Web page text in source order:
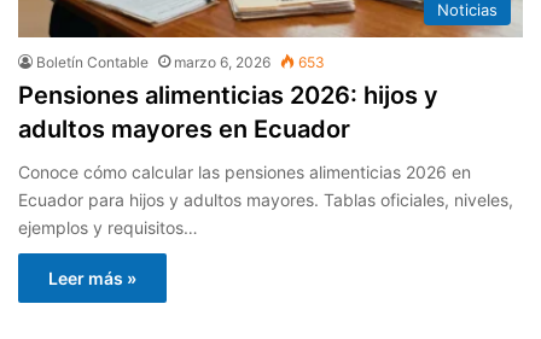
Noticias
Boletín Contable marzo 6, 2026 653
Pensiones alimenticias 2026: hijos y
adultos mayores en Ecuador
Conoce cómo calcular las pensiones alimenticias 2026 en
Ecuador para hijos y adultos mayores. Tablas oficiales, niveles,
ejemplos y requisitos…
Leer más »